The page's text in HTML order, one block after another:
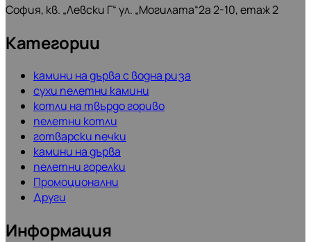
София, кв. „Левски Г“ ул. „Могилата“2а 2-10, етаж 2
Категории
камини на дърва с водна риза
сухи пелетни камини
котли на твърдо гориво
пелетни котли
готварски печки
камини на дърва
пелетни горелки
Промоционални
Други
Информация